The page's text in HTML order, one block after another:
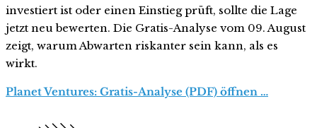
investiert ist oder einen Einstieg prüft, sollte die Lage
jetzt neu bewerten. Die Gratis-Analyse vom 09. August
zeigt, warum Abwarten riskanter sein kann, als es
wirkt.
Planet Ventures: Gratis-Analyse (PDF) öffnen …